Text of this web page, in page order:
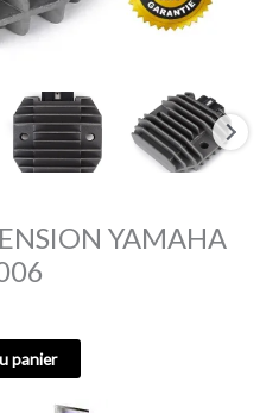
YAMAHA
panier